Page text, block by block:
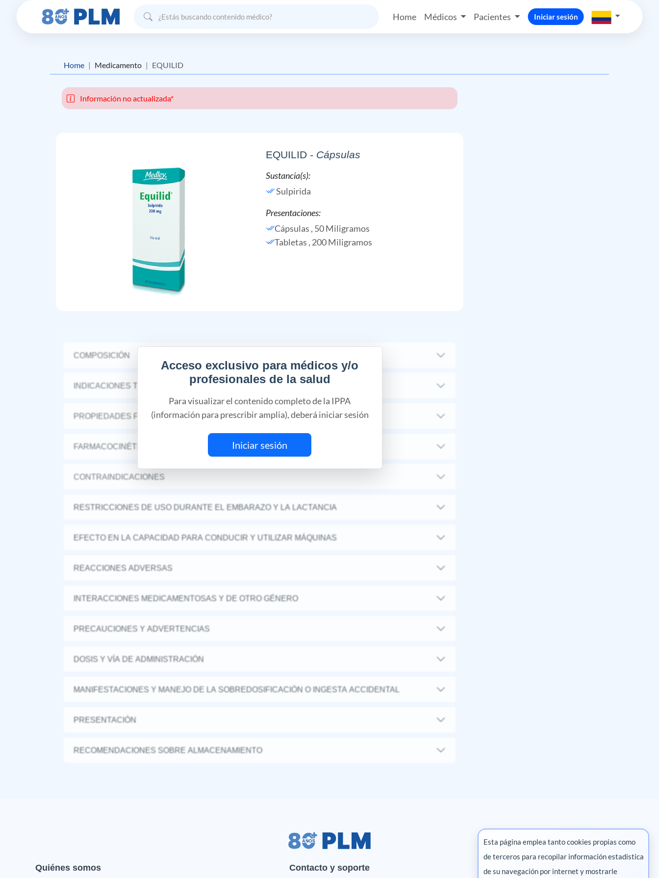
Home Médicos Pacientes Iniciar sesión
Home Medicamento EQUILID
Información no actualizada*
EQUILID - Cápsulas
Sustancia(s):
Sulpirida
Presentaciones:
Cápsulas , 50 Miligramos
Tabletas , 200 Miligramos
Acceso exclusivo para médicos y/o
profesionales de la salud
Para visualizar el contenido completo de la IPPA
(información para prescribir amplia), deberá iniciar sesión
Iniciar sesión
COMPOSICIÓN
INDICACIONES TERAPÉUTICAS
PROPIEDADES FARMACÉUTICAS
FARMACOCINÉTICA Y FARMACODINAMIA
CONTRAINDICACIONES
RESTRICCIONES DE USO DURANTE EL EMBARAZO Y LA LACTANCIA
EFECTO EN LA CAPACIDAD PARA CONDUCIR Y UTILIZAR MÁQUINAS
REACCIONES ADVERSAS
INTERACCIONES MEDICAMENTOSAS Y DE OTRO GÉNERO
PRECAUCIONES Y ADVERTENCIAS
DOSIS Y VÍA DE ADMINISTRACIÓN
MANIFESTACIONES Y MANEJO DE LA SOBREDOSIFICACIÓN O INGESTA ACCIDENTAL
PRESENTACIÓN
RECOMENDACIONES SOBRE ALMACENAMIENTO
Quiénes somos Contacto y soporte Marketing digital
Esta página emplea tanto cookies propias como
de terceros para recopilar información estadística
de su navegación por internet y mostrarle